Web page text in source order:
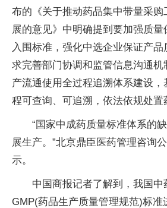
布的《关于推动药品集中带量采
展的意见》中明确提到要加强质
入围标准，强化中选企业保证产
求完善部门协调和监管信息沟通机
产流通使用全过程追溯体系建设
程可查询、可追溯，依法依规处置
“国家中成药质量标准体系的
展生产。”北京鼎臣医药管理咨询
示。
中国商报记者了解到，我国
GMP(药品生产质量管理规范)标准